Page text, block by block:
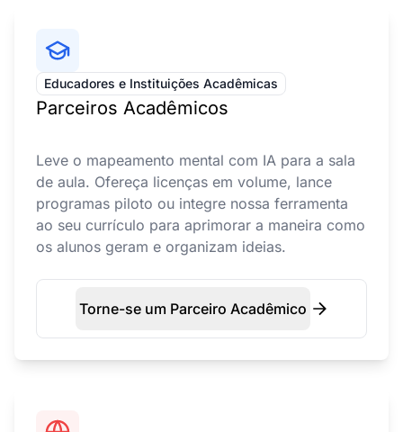
Educadores e Instituições Acadêmicas
Parceiros Acadêmicos
Leve o mapeamento mental com IA para a sala
de aula. Ofereça licenças em volume, lance
programas piloto ou integre nossa ferramenta
ao seu currículo para aprimorar a maneira como
os alunos geram e organizam ideias.
Torne-se um Parceiro Acadêmico